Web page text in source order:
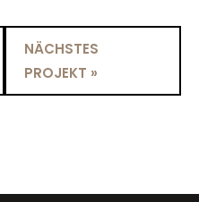
NÄCHSTES
PROJEKT »